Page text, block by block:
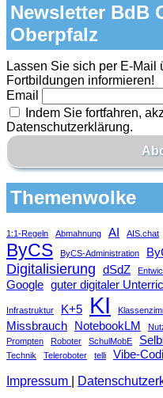
Newsletter BdB
Oberpfalz
Lassen Sie sich per E-Mail
Fortbildungen informieren!
Email
Indem Sie fortfahren,
Datenschutzerklärung.
Themenwolke
1:1-Regeln Abmahnung AI AIS.chat
ByCS ByCS-Administration
Digitalisierung dSdZ
Google guter digitaler
Infrastruktur K+5 KI
Missbrauch NotebookLM
Prompten
Roboter SchulMobE
Technik
Teleroboter telli Vibe-
Impressum